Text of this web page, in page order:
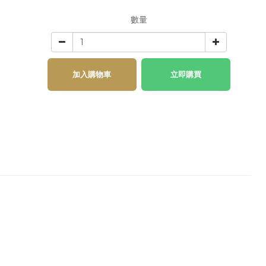
數量
加入購物車 立即購買